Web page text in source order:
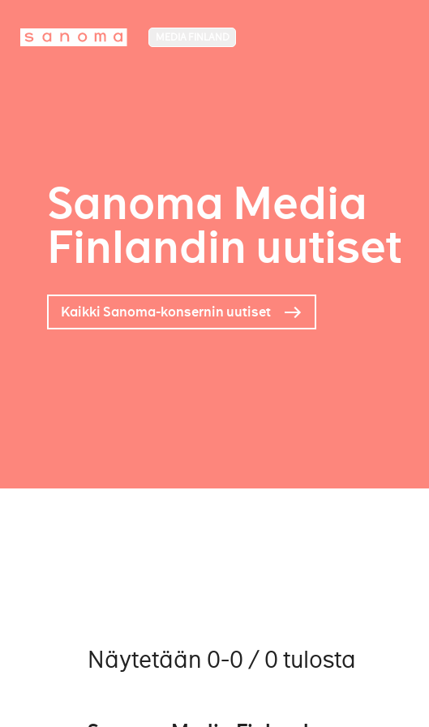
Sanoma Media
Finlandin uutiset
Kaikki Sanoma-konsernin uutiset
Näytetään 0-0 / 0 tulosta